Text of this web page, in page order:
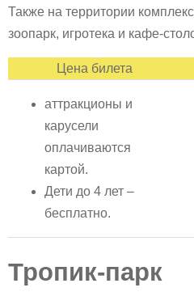
Также на территории
зоопарк, игротека и кафе-
Цена билета
аттракционы и
карусели
оплачиваются
картой.
Дети до 4 лет –
бесплатно.
Тропик-парк